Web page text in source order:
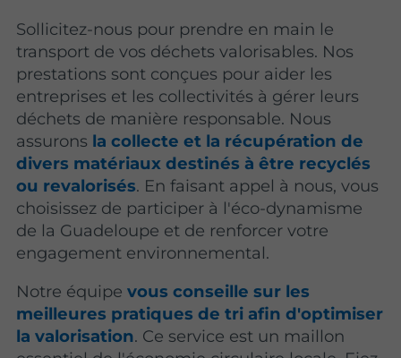
Sollicitez-nous pour prendre en main le
transport de vos déchets valorisables. Nos
prestations sont conçues pour aider les
entreprises et les collectivités à gérer leurs
déchets de manière responsable. Nous
assurons la collecte et la récupération de
divers matériaux destinés à être recyclés
ou revalorisés. En faisant appel à nous, vous
choisissez de participer à l'éco-dynamisme
de la Guadeloupe et de renforcer votre
engagement environnemental.
Notre équipevous conseille sur les
meilleures pratiques de tri afin d'optimiser
la valorisation. Ce service est un maillon